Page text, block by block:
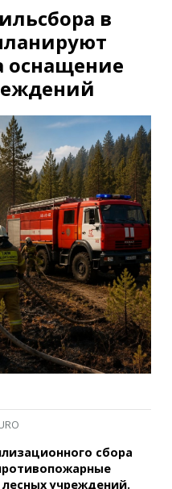
в
оснащение
сбора
учреждений.